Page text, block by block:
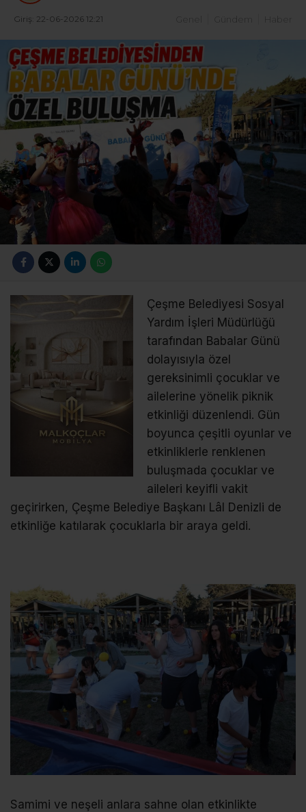
Giriş: 22-06-2026 12:21 Gündem Haber
Çeşme Belediyesi Sosyal
Yardım İşleri Müdürlüğü
tarafından Babalar Günü
dolayısıyla özel
gereksinimli çocuklar ve
ailelerine yönelik piknik
etkinliği düzenlendi. Gün
boyunca çeşitli oyunlar ve
etkinliklerle renklenen
buluşmada çocuklar ve
aileleri keyifli vakit
geçirirken, Çeşme Belediye Başkanı Lâl Denizli de
etkinliğe katılarak çocuklarla bir araya geldi.
Samimi ve neşeli anlara sahne olan etkinlikte